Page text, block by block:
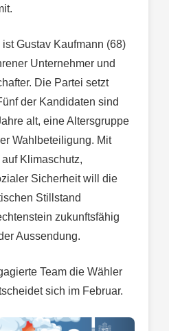
Gustav Kaufmann (68)
Unternehmer und
Die Partei setzt
der Kandidaten sind
alt, eine Altersgruppe
Wahlbeteiligung. Mit
Klimaschutz,
Sicherheit will die
Stillstand
zukunftsfähig
Aussendung.
Team die Wähler
sich im Februar.